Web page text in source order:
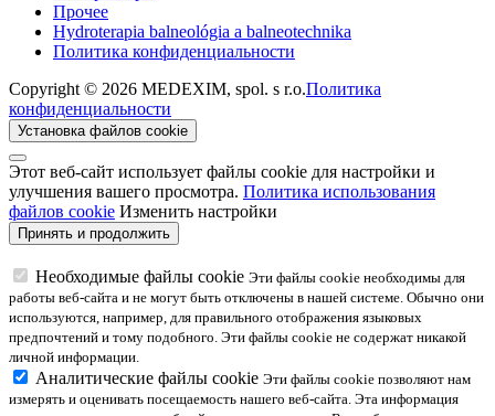
Прочеe
Hydroterapia balneológia a balneotechnika
Политика конфиденциальности
Copyright © 2026 MEDEXIM, spol. s r.o.Политика
конфиденциальности
Установка файлов cookie
Этот веб-сайт использует файлы cookie для настройки и
улучшения вашего просмотра. Политика использования
файлов cookie Изменить настройки
Необходимые файлы cookie Эти файлы cookie необходимы для
работы веб-сайта и не могут быть отключены в нашей системе. Обычно они
используются, например, для правильного отображения языковых
предпочтений и тому подобного. Эти файлы cookie не содержат никакой
личной информации.
Аналитические файлы cookie Эти файлы cookie позволяют нам
измерять и оценивать посещаемость нашего веб-сайта. Эта информация